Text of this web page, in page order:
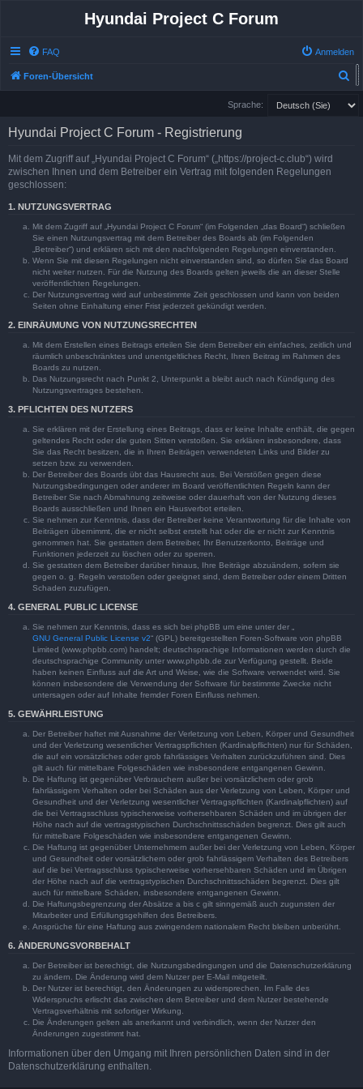
Hyundai Project C Forum
FAQ Anmelden
Foren-Übersicht
Sprache:
Hyundai Project C Forum - Registrierung
Mit dem Zugriff auf „Hyundai Project C Forum“ („https://project-c.club“) wird
zwischen Ihnen und dem Betreiber ein Vertrag mit folgenden Regelungen
geschlossen:
1. NUTZUNGSVERTRAG
Mit dem Zugriff auf „Hyundai Project C Forum“ (im Folgenden „das Board“) schließen
Sie einen Nutzungsvertrag mit dem Betreiber des Boards ab (im Folgenden
„Betreiber“) und erklären sich mit den nachfolgenden Regelungen einverstanden.
Wenn Sie mit diesen Regelungen nicht einverstanden sind, so dürfen Sie das Board
nicht weiter nutzen. Für die Nutzung des Boards gelten jeweils die an dieser Stelle
veröffentlichten Regelungen.
Der Nutzungsvertrag wird auf unbestimmte Zeit geschlossen und kann von beiden
Seiten ohne Einhaltung einer Frist jederzeit gekündigt werden.
2. EINRÄUMUNG VON NUTZUNGSRECHTEN
Mit dem Erstellen eines Beitrags erteilen Sie dem Betreiber ein einfaches, zeitlich und
räumlich unbeschränktes und unentgeltliches Recht, Ihren Beitrag im Rahmen des
Boards zu nutzen.
Das Nutzungsrecht nach Punkt 2, Unterpunkt a bleibt auch nach Kündigung des
Nutzungsvertrages bestehen.
3. PFLICHTEN DES NUTZERS
Sie erklären mit der Erstellung eines Beitrags, dass er keine Inhalte enthält, die gegen
geltendes Recht oder die guten Sitten verstoßen. Sie erklären insbesondere, dass
Sie das Recht besitzen, die in Ihren Beiträgen verwendeten Links und Bilder zu
setzen bzw. zu verwenden.
Der Betreiber des Boards übt das Hausrecht aus. Bei Verstößen gegen diese
Nutzungsbedingungen oder anderer im Board veröffentlichten Regeln kann der
Betreiber Sie nach Abmahnung zeitweise oder dauerhaft von der Nutzung dieses
Boards ausschließen und Ihnen ein Hausverbot erteilen.
Sie nehmen zur Kenntnis, dass der Betreiber keine Verantwortung für die Inhalte von
Beiträgen übernimmt, die er nicht selbst erstellt hat oder die er nicht zur Kenntnis
genommen hat. Sie gestatten dem Betreiber, Ihr Benutzerkonto, Beiträge und
Funktionen jederzeit zu löschen oder zu sperren.
Sie gestatten dem Betreiber darüber hinaus, Ihre Beiträge abzuändern, sofern sie
gegen o. g. Regeln verstoßen oder geeignet sind, dem Betreiber oder einem Dritten
Schaden zuzufügen.
4. GENERAL PUBLIC LICENSE
Sie nehmen zur Kenntnis, dass es sich bei phpBB um eine unter der „
GNU General Public License v2“ (GPL) bereitgestellten Foren-Software von phpBB
Limited (www.phpbb.com) handelt; deutschsprachige Informationen werden durch die
deutschsprachige Community unter www.phpbb.de zur Verfügung gestellt. Beide
haben keinen Einfluss auf die Art und Weise, wie die Software verwendet wird. Sie
können insbesondere die Verwendung der Software für bestimmte Zwecke nicht
untersagen oder auf Inhalte fremder Foren Einfluss nehmen.
5. GEWÄHRLEISTUNG
Der Betreiber haftet mit Ausnahme der Verletzung von Leben, Körper und Gesundheit
und der Verletzung wesentlicher Vertragspflichten (Kardinalpflichten) nur für Schäden,
die auf ein vorsätzliches oder grob fahrlässiges Verhalten zurückzuführen sind. Dies
gilt auch für mittelbare Folgeschäden wie insbesondere entgangenen Gewinn.
Die Haftung ist gegenüber Verbrauchern außer bei vorsätzlichem oder grob
fahrlässigem Verhalten oder bei Schäden aus der Verletzung von Leben, Körper und
Gesundheit und der Verletzung wesentlicher Vertragspflichten (Kardinalpflichten) auf
die bei Vertragsschluss typischerweise vorhersehbaren Schäden und im übrigen der
Höhe nach auf die vertragstypischen Durchschnittsschäden begrenzt. Dies gilt auch
für mittelbare Folgeschäden wie insbesondere entgangenen Gewinn.
Die Haftung ist gegenüber Unternehmern außer bei der Verletzung von Leben, Körper
und Gesundheit oder vorsätzlichem oder grob fahrlässigem Verhalten des Betreibers
auf die bei Vertragsschluss typischerweise vorhersehbaren Schäden und im Übrigen
der Höhe nach auf die vertragstypischen Durchschnittsschäden begrenzt. Dies gilt
auch für mittelbare Schäden, insbesondere entgangenen Gewinn.
Die Haftungsbegrenzung der Absätze a bis c gilt sinngemäß auch zugunsten der
Mitarbeiter und Erfüllungsgehilfen des Betreibers.
Ansprüche für eine Haftung aus zwingendem nationalem Recht bleiben unberührt.
6. ÄNDERUNGSVORBEHALT
Der Betreiber ist berechtigt, die Nutzungsbedingungen und die Datenschutzerklärung
zu ändern. Die Änderung wird dem Nutzer per E-Mail mitgeteilt.
Der Nutzer ist berechtigt, den Änderungen zu widersprechen. Im Falle des
Widerspruchs erlischt das zwischen dem Betreiber und dem Nutzer bestehende
Vertragsverhältnis mit sofortiger Wirkung.
Die Änderungen gelten als anerkannt und verbindlich, wenn der Nutzer den
Änderungen zugestimmt hat.
Informationen über den Umgang mit Ihren persönlichen Daten sind in der
Datenschutzerklärung enthalten.